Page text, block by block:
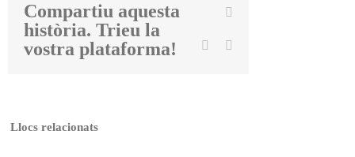
Compartiu aquesta
història. Trieu la
vostra plataforma!
Linkedin
Llocs relacionats